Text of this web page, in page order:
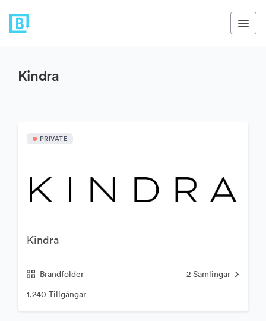
Kindra
PRIVATE
Kindra
Brandfolder 2 Samlingar
1,240 Tillgångar